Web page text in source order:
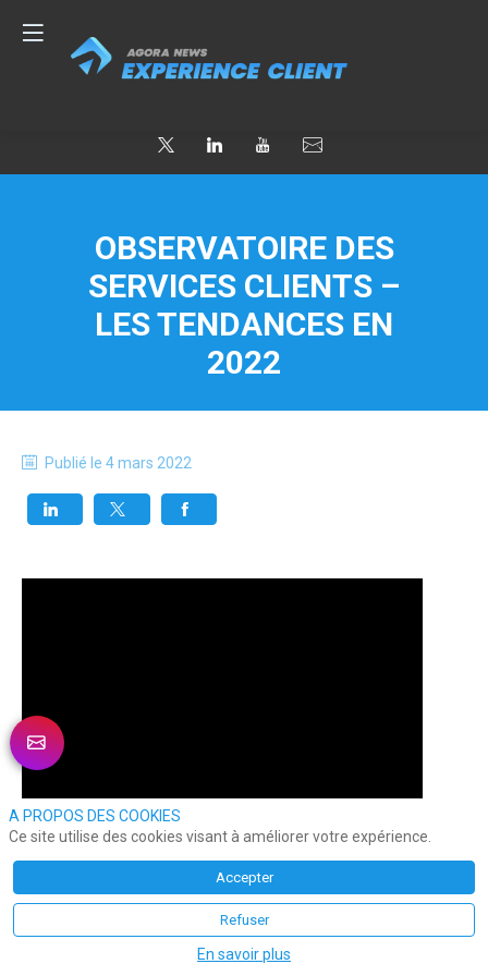
OBSERVATOIRE DES
SERVICES CLIENTS –
LES TENDANCES EN
2022
Publié le 4 mars 2022
A PROPOS DES COOKIES
Ce site utilise des cookies visant à améliorer votre expérience.
Accepter
Refuser
En savoir plus